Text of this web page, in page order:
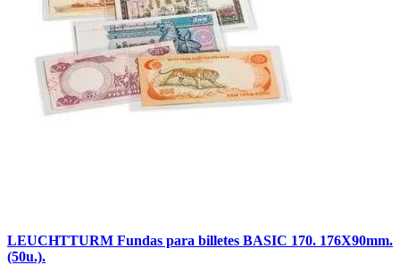
LEUCHTTURM Fundas para billetes BASIC 170. 176X90mm.
(50u.).